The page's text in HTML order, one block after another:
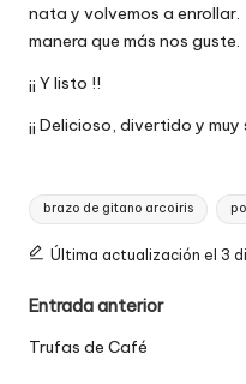
nata y volvemos a enrollar.
manera que más nos guste.
¡¡ Y listo !!
¡¡ Delicioso, divertido y muy
Etiquetas:
brazo de gitano arcoiris
Última actualización el 3
Navegación
de
Entrada anterior
Trufas de Café